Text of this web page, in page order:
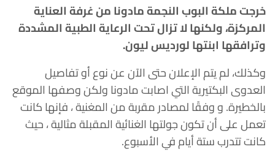
خرجت ملكة البوب النجمة مادونا من غرفة العناية
المركزة، ولكنها لا تزال تحت الرعاية الطبية المشددة
وترافقها ابنتها لورديس ليون.
وكذلك، لم يتم الإعلان حتى الآن عن نوع أو تفاصيل
العدوى البكتيرية التي اصابت مادونا ولكن وصفها الموقع
بالخطيرة. و وفقًا لمصادر مقربة من المغنية ، فإنها كانت
تعمل على أن تكون جولتها الغنائية المقبلة مثالية ، حيث
كانت تتدرب ستة أيام في الأسبوع.